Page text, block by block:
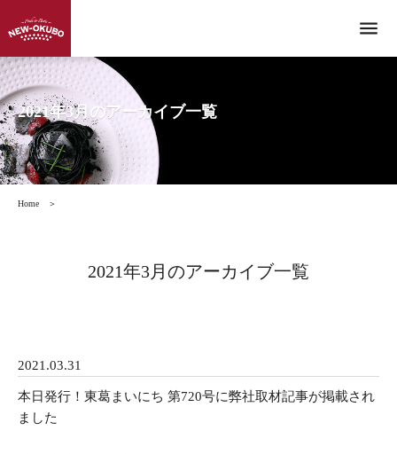
menu
2021年3月のアーカイブ一覧
Home ＞
2021年3月のアーカイブ一覧
2021.03.31
本日発行！東葛まいにち 第720号に弊社取材記事が掲載され
ました